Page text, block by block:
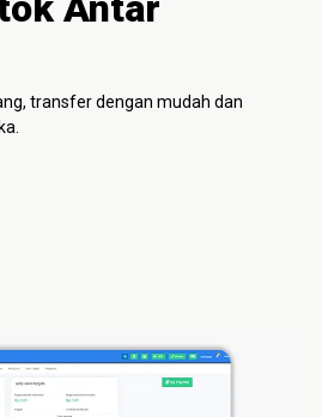
transfer dengan mudah dan